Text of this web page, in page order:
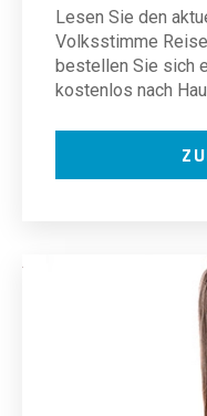
Lesen Sie den
Volksstimme
bestellen Sie sich
kostenlos nach